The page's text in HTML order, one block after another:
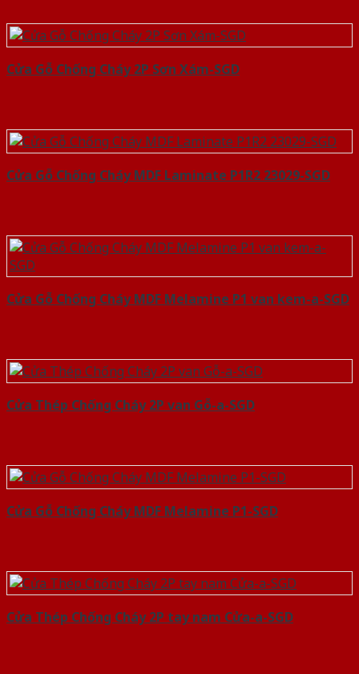
Cửa Gỗ Chống Cháy 2P Sơn Xám-SGD
Cửa Gỗ Chống Cháy MDF Laminate P1R2 23029-SGD
Cửa Gỗ Chống Cháy MDF Melamine P1 van kem-a-SGD
Cửa Thép Chống Cháy 2P van Gỗ-a-SGD
Cửa Gỗ Chống Cháy MDF Melamine P1-SGD
Cửa Thép Chống Cháy 2P tay nam Cửa-a-SGD